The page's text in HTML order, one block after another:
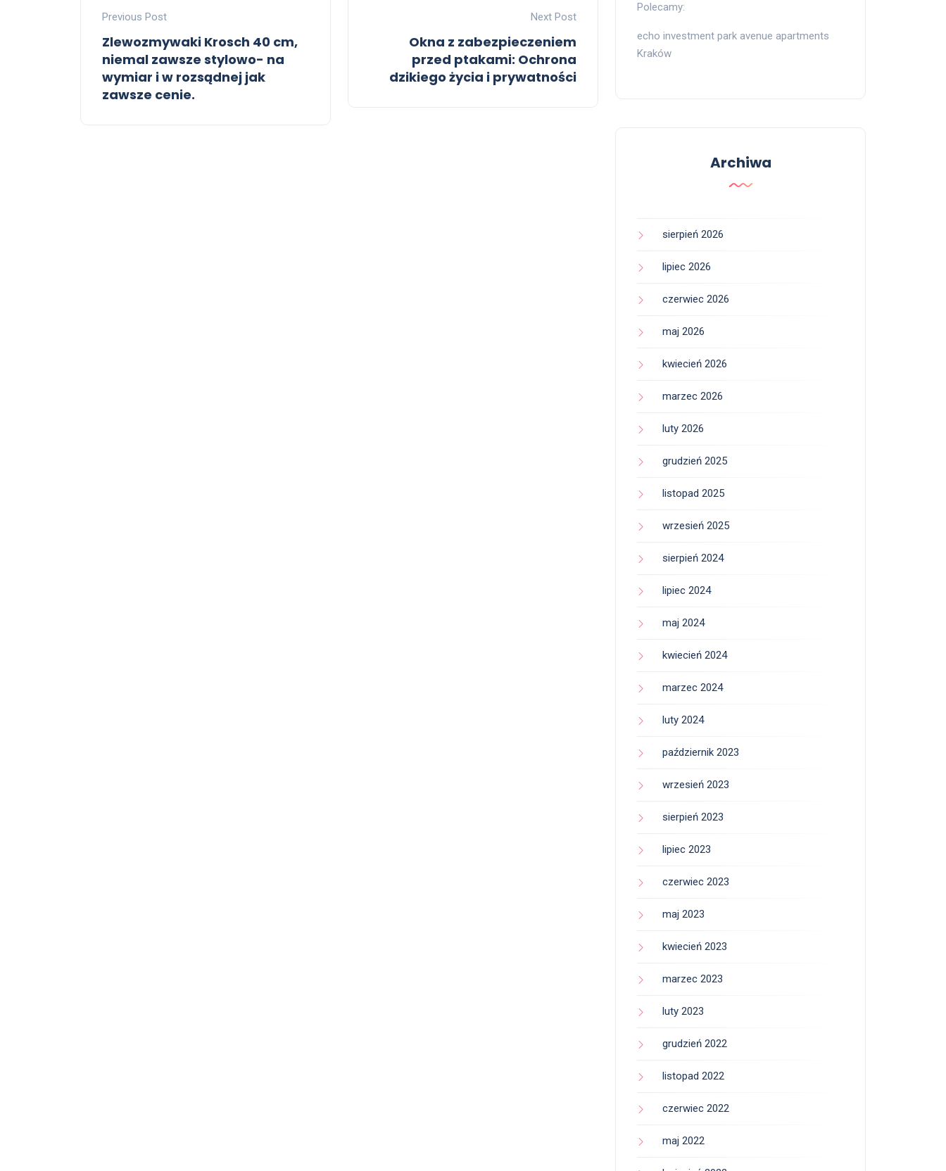
Previous Post
Zlewozmywaki Krosch 40 cm,
niemal zawsze stylowo- na
wymiar i w rozsądnej jak
zawsze cenie.
Next Post
Okna z zabezpieczeniem
przed ptakami: Ochrona
dzikiego życia i prywatności
Polecamy:
echo investment park avenue apartments
Kraków
Archiwa
sierpień 2026
lipiec 2026
czerwiec 2026
maj 2026
kwiecień 2026
marzec 2026
luty 2026
grudzień 2025
listopad 2025
wrzesień 2025
sierpień 2024
lipiec 2024
maj 2024
kwiecień 2024
marzec 2024
luty 2024
październik 2023
wrzesień 2023
sierpień 2023
lipiec 2023
czerwiec 2023
maj 2023
kwiecień 2023
marzec 2023
luty 2023
grudzień 2022
listopad 2022
czerwiec 2022
maj 2022